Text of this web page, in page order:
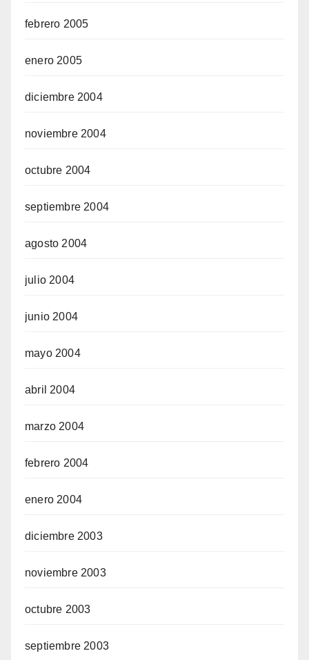
febrero 2005
enero 2005
diciembre 2004
noviembre 2004
octubre 2004
septiembre 2004
agosto 2004
julio 2004
junio 2004
mayo 2004
abril 2004
marzo 2004
febrero 2004
enero 2004
diciembre 2003
noviembre 2003
octubre 2003
septiembre 2003